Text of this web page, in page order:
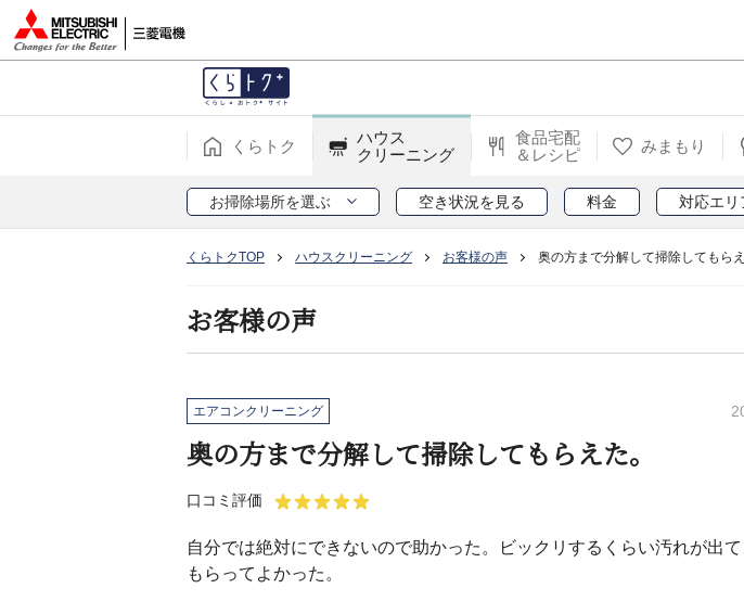
くらトク
ハウス
クリーニング
食品宅配
＆レシピ
みまもり
お掃除場所を選ぶ 空き状況を見る 料金 対応エリ
くらトクTOP ハウスクリーニング お客様の声 奥の方まで分解して掃除してもらえ
お客様の声
エアコンクリーニング
奥の方まで分解して掃除してもらえた。
口コミ評価
自分では絶対にできないので助かった。ビックリするくらい汚れが出
もらってよかった。